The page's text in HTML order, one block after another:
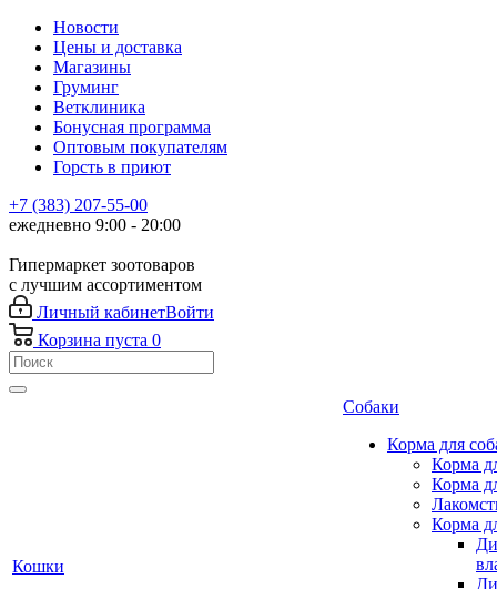
Новости
Цены и доставка
Магазины
Груминг
Ветклиника
Бонусная программа
Оптовым покупателям
Горсть в приют
+7 (383) 207-55-00
ежедневно 9:00 - 20:00
Гипермаркет зоотоваров
с лучшим ассортиментом
Личный кабинетВойти
Корзина пуста 0
Кошки
Собаки
Корма для
Корма
Корма
Корма